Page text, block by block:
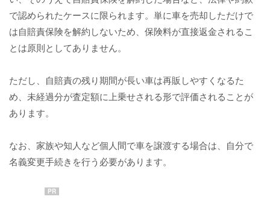
で認められたケースに限られます。単に車を売却しただけで
は自賠責保険を解約しないため、保険料が直接返金されるこ
とは原則としてありません。
ただし、自賠責の残り期間が長い車は再販しやすくなるた
め、未経過分が査定額に上乗せされる形で評価されることが
あります。
なお、家族や知人など個人間で車を譲渡する場合は、自分で
名義変更手続きを行う必要があります。
PR